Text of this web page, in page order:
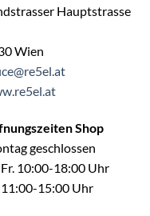
zur Online-
Hauptstrasse
Wien
Shop
geschlossen
10:00-18:00 Uhr
11:00-15:00 Uhr